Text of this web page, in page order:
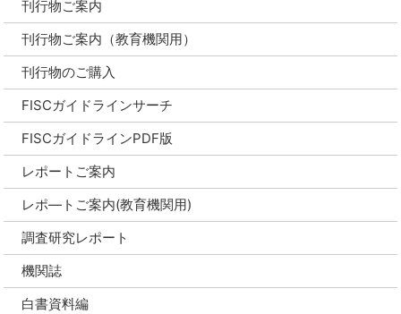
刊行物ご案内
刊行物ご案内（教育機関用）
刊行物のご購入
FISCガイドラインサーチ
FISCガイドラインPDF版
レポートご案内
レポ―トご案内(教育機関用)
調査研究レポート
機関誌
白書資料編